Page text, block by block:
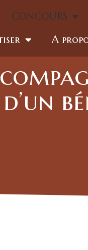
CONCOURS
A